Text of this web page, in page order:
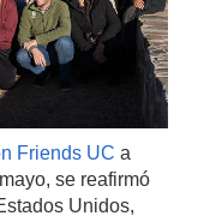
Friends UC a
se reafirmó
Unidos,